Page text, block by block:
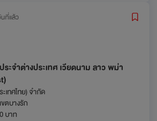
ที่แล้ว
ระจำต่างประเทศ เวียดนาม ลาว พม่า
เทศไทย) จำกัด
ตบางรัก
บาท